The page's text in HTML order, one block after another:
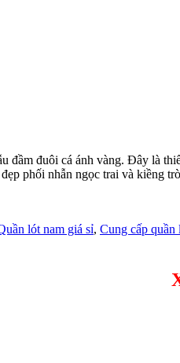
đầm đuôi cá ánh vàng. Đây là
phối nhẫn ngọc trai và kiềng
lót nam giá sỉ, Cung cấp quần